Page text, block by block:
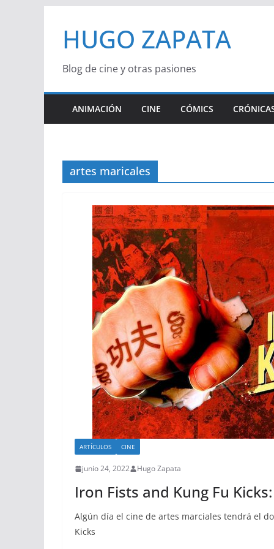
contenido
HUGO ZAPATA
Blog de cine y otras pasiones
ANIMACIÓN CINE CÓMICS
artes maricales
ARTÍCULOS CINE
junio 24, 2022 Hugo Zapata
Iron Fists and Kung Fu
Algún día el cine de artes marciales tendrá el
Kicks